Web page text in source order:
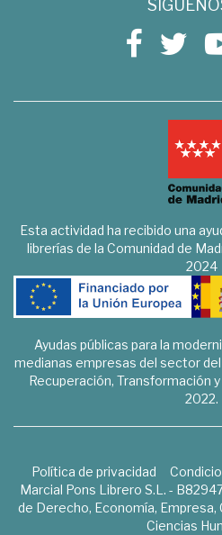
Esta actividad ha recibido una
librerías de la Comunidad de
2024
Ayudas públicas para la
medianas empresas del sector
Recuperación, Transformación
2022.
Política de privacidad
Marcial Pons Librero S.L. -
de Derecho, Economía, Empresa,
Ciencias